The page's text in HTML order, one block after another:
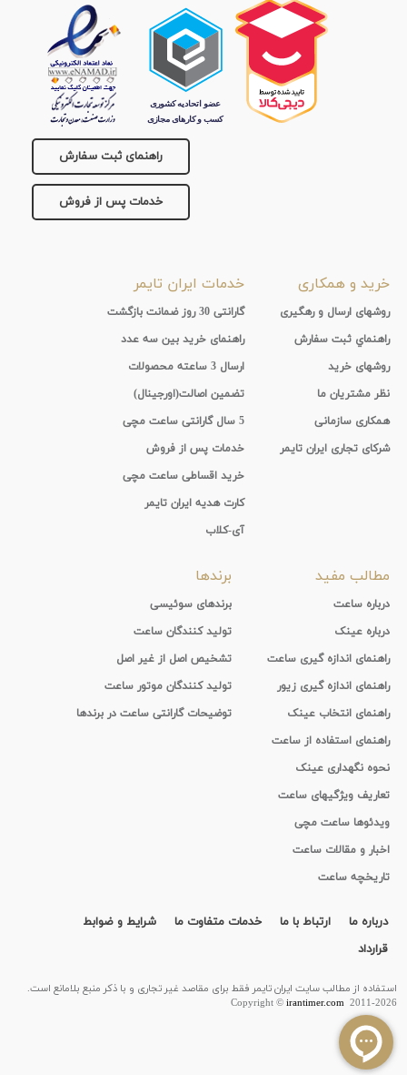
راهنمای ثبت سفارش
خدمات پس از فروش
خرید و همکاری
روشهای ارسال و رهگیری
راهنماي ثبت سفارش
روشهای خرید
نظر مشتریان ما
همکاری سازمانی
شرکای تجاری ایران تایمر
خدمات ایران تایمر
گارانتی 30 روز ضمانت بازگشت
راهنمای خرید بین سه عدد
ارسال 3 ساعته محصولات
تضمین اصالت(اورجینال)
5 سال گارانتی ساعت مچی
خدمات پس از فروش
خرید اقساطی ساعت مچی
کارت هدیه ایران تایمر
آی-کلاب
مطالب مفید
درباره ساعت
درباره عینک
راهنمای اندازه گیری ساعت
راهنمای اندازه گیری زیور
راهنمای انتخاب عینک
راهنمای استفاده از ساعت
نحوه نگهداری عینک
تعاریف ویژگیهای ساعت
ویدئوها ساعت مچی
اخبار و مقالات ساعت
تاریخچه ساعت
برندها
برندهای سوئیسی
تولید کنندگان ساعت
تشخیص اصل از غیر اصل
تولید کنندگان موتور ساعت
توضیحات گارانتی ساعت در برندها
درباره ما ارتباط با ما خدمات متفاوت ما
شرایط و ضوابط
قرارداد
استفاده از مطالب سايت ایران تایمر فقط برای مقاصد غیر تجاری و با ذکر منبع بلامانع است.
Copyright ©irantimer.com2011-2026